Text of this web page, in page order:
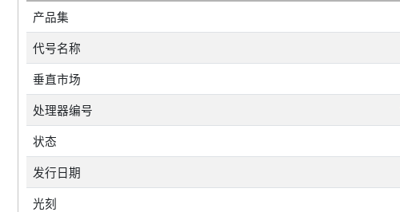
产品集
代号名称
垂直市场
处理器编号
状态
发行日期
光刻